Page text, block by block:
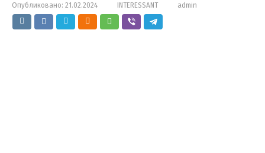
Опубликовано: 21.02.2024 INTERESSANT admin